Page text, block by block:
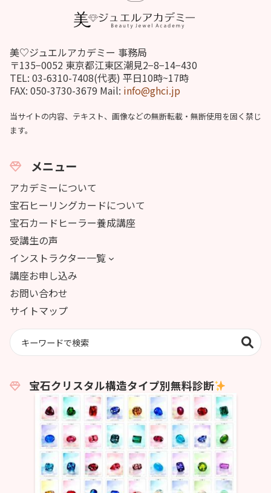
美♡ジュエルアカデミー 事務局
〒135−0052 東京都江東区潮見2−8−14−430
TEL: 03-6310-7408(代表) 平日10時~17時
FAX: 050-3730-3679 Mail: info@ghci.jp
当サイトの内容、テキスト、画像などの無断転載・無断使用を固く禁じ
ます。
メニュー
アカデミーについて
宝石ヒーリングカードについて
宝石カードヒーラー養成講座
受講生の声
インストラクター一覧
講座お申し込み
お問い合わせ
サイトマップ
宝石クリスタル構造タイプ別無料診断